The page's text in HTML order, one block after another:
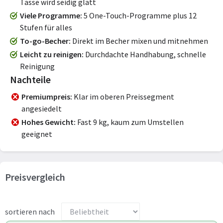
Tasse wird seidig glatt
Viele Programme 5 One-Touch-Programme plus 12
Stufen für alles
To-go-Becher Direkt im Becher mixen und mitnehmen
Leicht zu reinigen Durchdachte Handhabung, schnelle
Reinigung
Nachteile
Premiumpreis Klar im oberen Preissegment
angesiedelt
Hohes Gewicht Fast 9 kg, kaum zum Umstellen
geeignet
Preisvergleich
sortieren nach